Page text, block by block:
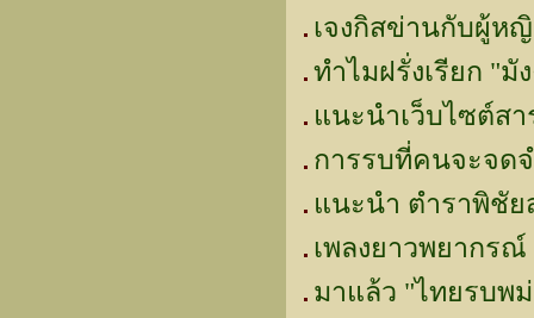
เจงกิสข่านกับผู้ห
ทำไมฝรั่งเรียก "มั
แนะนำเว็บไซต์ส
การรบที่คนจะจด
แนะนำ ตำราพิชั
เพลงยาวพยากร
มาแล้ว "ไทยรบพ